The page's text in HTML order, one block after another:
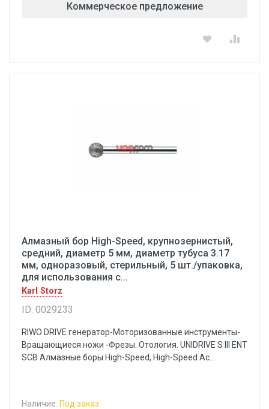
Коммерческое предложение
Алмазный бор High-Speed, крупнозернистый,
средний, диаметр 5 мм, диаметр тубуса 3.17
мм, одноразовый, стерильный, 5 шт./упаковка,
для использования с...
Karl Storz
ID: 0029233
RIWO DRIVE генератор-Моторизованные инструменты-
Вращающиеся ножи -Фрезы. Отология. UNIDRIVE S III ENT
SCB Алмазные боры High-Speed, High-Speed Ac...
Наличие: Под заказ